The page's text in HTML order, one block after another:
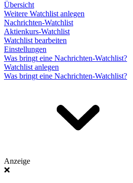
Übersicht
Weitere Watchlist anlegen
Nachrichten-Watchlist
Aktienkurs-Watchlist
Watchlist bearbeiten
Einstellungen
Was bringt eine Nachrichten-Watchlist?
Watchlist anlegen
Was bringt eine Nachrichten-Watchlist?
Anzeige
❌